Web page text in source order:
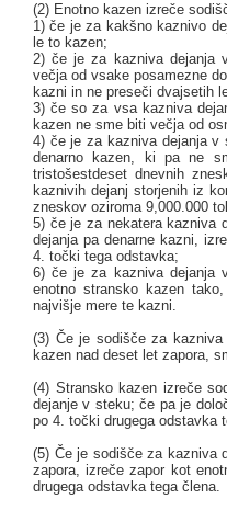
(2) Enotno kazen izreče
1) če je za kakšno kaznivo
le to kazen;
2) če je za kazniva dejanja
večja od vsake posamezne
kazni in ne preseči dvajsetih
3) če so za vsa kazniva
kazen ne sme biti večja od
4) če je za kazniva dejanja v
denarno kazen, ki pa ne
tristošestdeset dnevnih
kaznivih dejanj storjenih iz
zneskov oziroma 9,000.000
5) če je za nekatera kazniva
dejanja pa denarne kazni,
4. točki tega odstavka;
6) če je za kazniva dejanja
enotno stransko kazen
najvišje mere te kazni.
(3) Če je sodišče za
kazen nad deset let zapora,
(4) Stransko kazen izreče
dejanje v steku; če pa je
po 4. točki drugega odstavka
(5) Če je sodišče za kazniva
zapora, izreče zapor kot
drugega odstavka tega člena.